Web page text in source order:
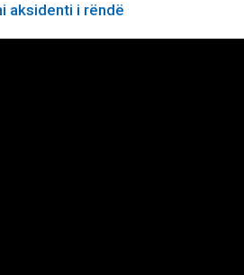
aksidenti i rëndë